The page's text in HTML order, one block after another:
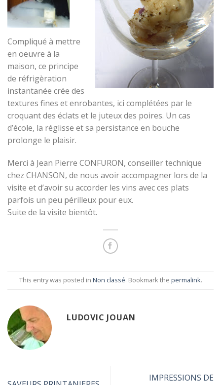
Compliqué à mettre
en oeuvre à la
maison, ce principe
de réfrigèration
instantanée crée des
textures fines et enrobantes, ici complétées par le
croquant des éclats et le juteux des poires. Un cas
d’école, la réglisse et sa persistance en bouche
prolonge le plaisir.
Merci à Jean Pierre CONFURON, conseiller technique
chez CHANSON, de nous avoir accompagner lors de la
visite et d’avoir su accorder les vins avec ces plats
parfois un peu périlleux pour eux.
Suite de la visite bientôt.
This entry was posted in Non classé. Bookmark the permalink.
LUDOVIC JOUAN
IMPRESSIONS DE